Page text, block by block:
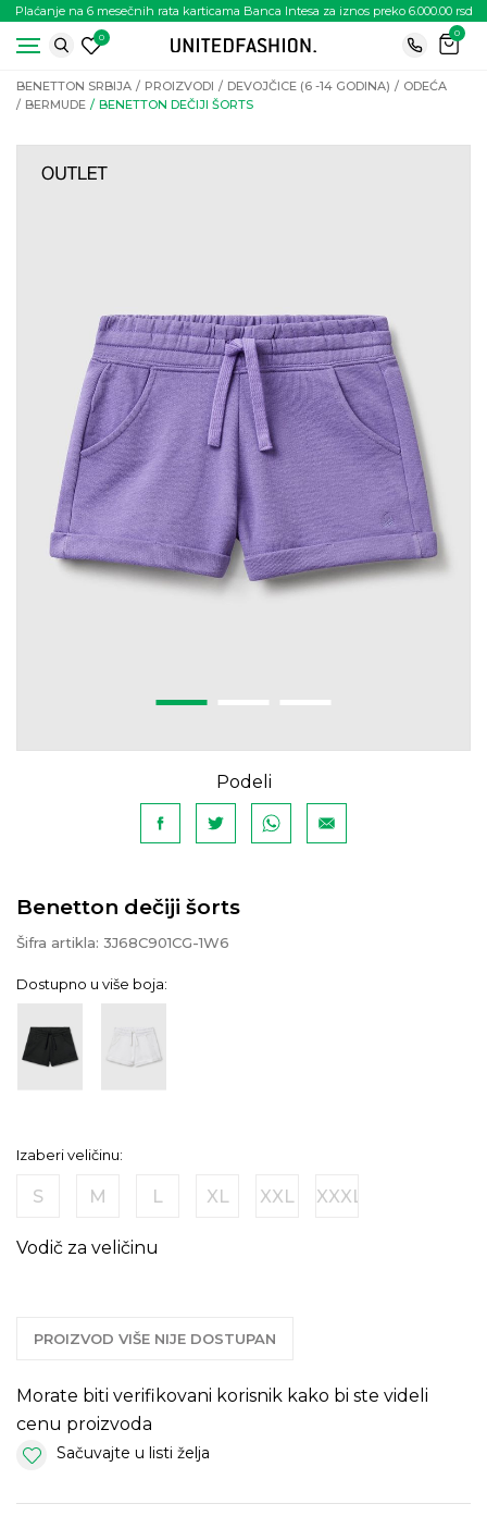
Plaćanje na 6 mesečnih rata karticama Banca Intesa za iznos preko 6.000.00 rsd
0
0
BENETTON SRBIJA PROIZVODI DEVOJČICE (6 -14 GODINA)
ODEĆA
BERMUDE
BENETTON DEČIJI ŠORTS
Podeli
Benetton dečiji šorts
Šifra artikla: 3J68C901CG-1W6
Dostupno u više boja:
Izaberi veličinu:
S M L XL XXL XXXL
Vodič za veličinu
PROIZVOD VIŠE NIJE DOSTUPAN
Morate biti verifikovani korisnik kako bi ste videli
cenu proizvoda
Sačuvajte u listi želja